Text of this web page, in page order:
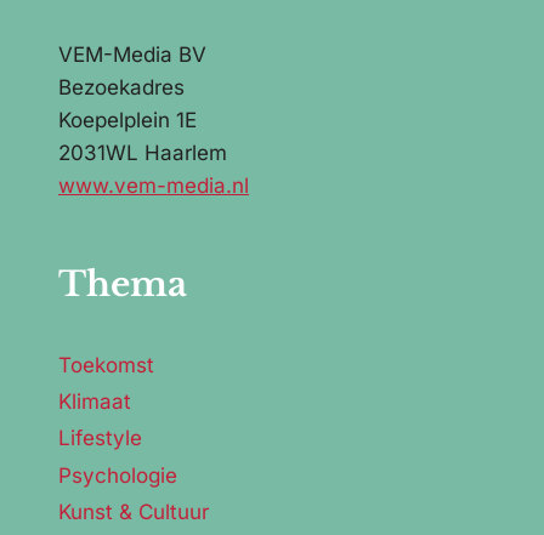
VEM-Media BV
Bezoekadres
Koepelplein 1E
2031WL Haarlem
www.vem-media.nl
Thema
Toekomst
Klimaat
Lifestyle
Psychologie
Kunst & Cultuur